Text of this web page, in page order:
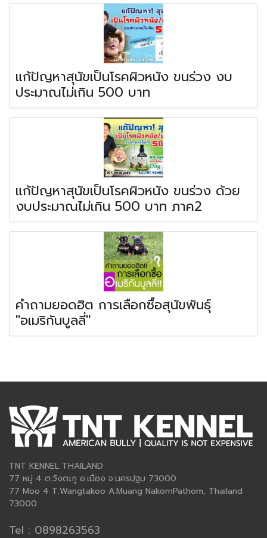
แก้ปัญหาสุนัขเป็นโรคผิวหนัง ขนร่วง งบ
ประมาณไม่เกิน 500 บาท
แก้ปัญหาสุนัขเป็นโรคผิวหนัง ขนร่วง ด้วย
งบประมาณไม่เกิน 500 บาท ภาค2
คำถามยอดฮิต การเลือกซื้อสุนัขพันธุ์
"อเมริกันบูลลี่"
TNT KENNEL THAILAND
77 หมู่ 4 ต.วังตะกู อ.เมือง จ.นครปฐม 73000
77 Moo 4 T.Wangtakoo A.Muang NakornPathom, Thailand
73000
Tel : 0898263563